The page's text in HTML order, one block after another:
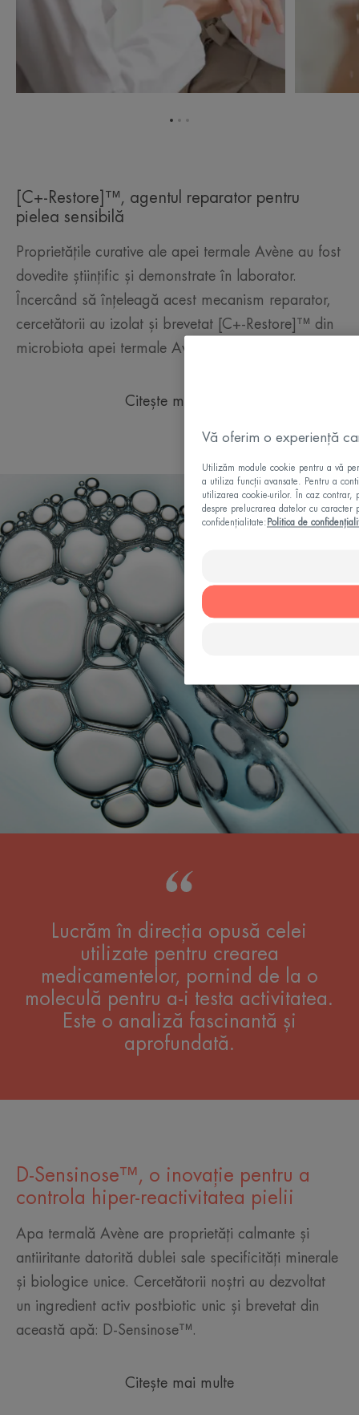
[C+-Restore]™, agentul reparator pentru
pielea sensibilă
Proprietățile curative ale apei termale Avène au fost
dovedite științific și demonstrate în laborator.
Încercând să înțeleagă acest mecanism reparator,
cercetătorii au izolat și brevetat [C+-Restore]™ din
microbiota apei termale Avène.
Citește mai multe
Lucrăm în direcția opusă celei
utilizate pentru crearea
medicamentelor, pornind de la o
moleculă pentru a-i testa activitatea.
Este o analiză fascinantă și
aprofundată.
D-Sensinose™, o inovație pentru a
controla hiper-reactivitatea pielii
Apa termală Avène are proprietăți calmante și
antiiritante datorită dublei sale specificități minerale
și biologice unice. Cercetătorii noștri au dezvoltat
un ingredient activ postbiotic unic și brevetat din
această apă: D-Sensinose™.
Citește mai multe
Vă oferim o experiență
Utilizăm module cookie pentru a vă
a utiliza funcții avansate. Pentru a
utilizarea cookie-urilor. În caz contrar,
despre prelucrarea datelor cu
confidențialitate: Politica de